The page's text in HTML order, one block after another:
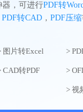
，可进行PDF转
PDF转CAD， PDF压缩
图片转Excel >
CAD转PDF >
> 视